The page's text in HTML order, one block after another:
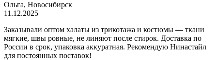
Ольга, Новосибирск
11.12.2025
Заказывали оптом халаты из трикотажа и костюмы — ткани
мягкие, швы ровные, не линяют после стирок. Доставка по
России в срок, упаковка аккуратная. Рекомендую Нинастайл
для постоянных поставок!